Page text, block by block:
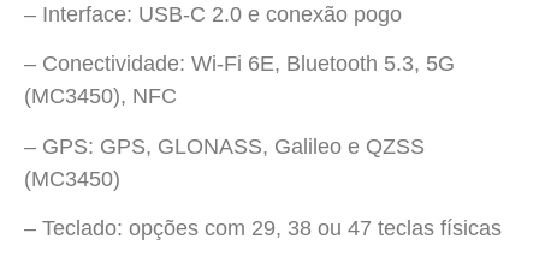
– Interface: USB-C 2.0 e conexão pogo
– Conectividade: Wi-Fi 6E, Bluetooth 5.3, 5G
(MC3450), NFC
– GPS: GPS, GLONASS, Galileo e QZSS
(MC3450)
– Teclado: opções com 29, 38 ou 47 teclas físicas